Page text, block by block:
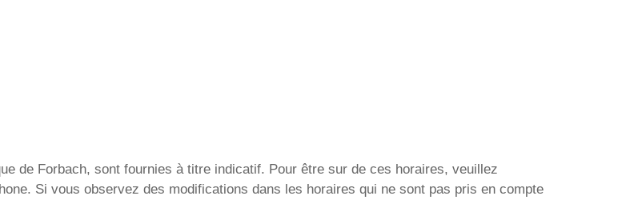
de Forbach, sont fournies à titre indicatif. Pour être sur de ces horaires, veuillez
Si vous observez des modifications dans les horaires qui ne sont pas pris en compte